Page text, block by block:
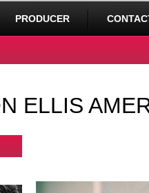
PRODUCER
ELLIS